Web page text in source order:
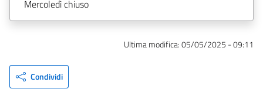
Mercoledì chiuso
Ultima modifica:05/05/2025 - 09:11
Condividi